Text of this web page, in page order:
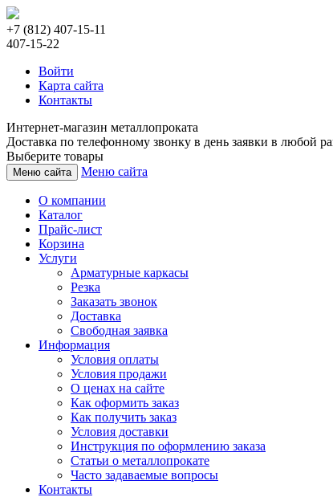
+7 (812) 407-15-11
407-15-22
Войти
Карта сайта
Контакты
Интернет-магазин металлопроката
Доставка по телефонному звонку в день заявки в любой
Выберите товары
Меню сайта Меню сайта
О компании
Каталог
Прайс-лист
Корзина
Услуги
Арматурные каркасы
Резка
Заказать звонок
Доставка
Свободная заявка
Информация
Условия оплаты
Условия продажи
О ценах на сайте
Как оформить заказ
Как получить заказ
Условия доставки
Инструкция по оформлению заказа
Статьи о металлопрокате
Часто задаваемые вопросы
Контакты